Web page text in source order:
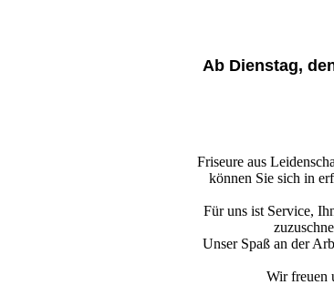
Ab Dienstag,
Friseure aus
können Sie sich in
Für uns ist Service,
Unser Spaß an der
Wir freuen